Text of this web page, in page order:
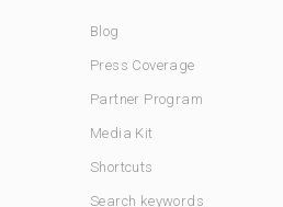
Blog
Press Coverage
Partner Program
Media Kit
Shortcuts
Search keywords